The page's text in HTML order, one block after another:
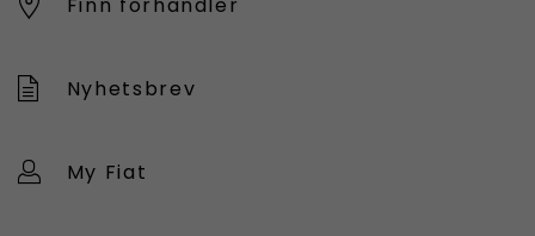
Nyhetsbrev
My Fiat